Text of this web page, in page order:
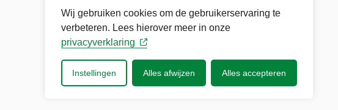
Wij gebruiken cookies om de gebruikerservaring te
verbeteren. Lees hierover meer in onze
privacyverklaring
Instellingen Alles afwijzen Alles accepteren
Privacy
Toegankelijkheid
Huisregels